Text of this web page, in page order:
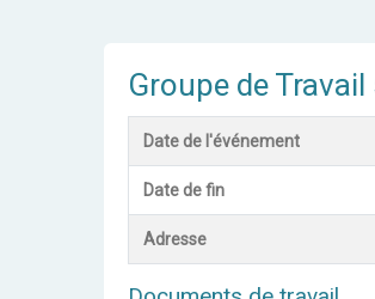
Groupe de Travail
Date de l'événement
Date de fin
Adresse